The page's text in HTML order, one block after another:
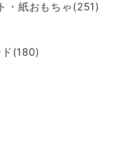
・紙おもちゃ(251)
(180)